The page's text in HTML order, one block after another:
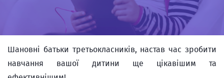
Шановні батьки третьокласників, настав час зробити
навчання вашої дитини ще цікавішим та